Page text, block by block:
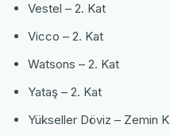
Vestel – 2. Kat
Vicco – 2. Kat
Watsons – 2. Kat
Yataş – 2. Kat
Yükseller Döviz – Zemin